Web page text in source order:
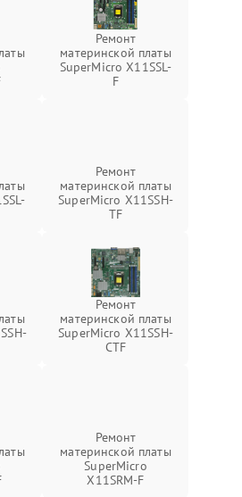
Ремонт
материнской платы
SuperMicro X11SSL-
F
Ремонт
материнской платы
SuperMicro X11SSH-
TF
Ремонт
материнской платы
SuperMicro X11SSH-
CTF
Ремонт
материнской платы
SuperMicro
X11SRM-F